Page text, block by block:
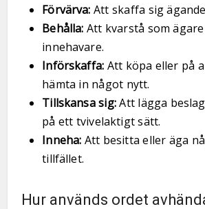
Förvärva: Att skaffa sig
Behålla: Att kvarstå som
innehavare.
Införskaffa: Att köpa eller på
hämta in något nytt.
Tillskansa sig:Att lägga
på ett tvivelaktigt sätt.
Inneha: Att besitta eller äga
tillfället.
Hur används ordet